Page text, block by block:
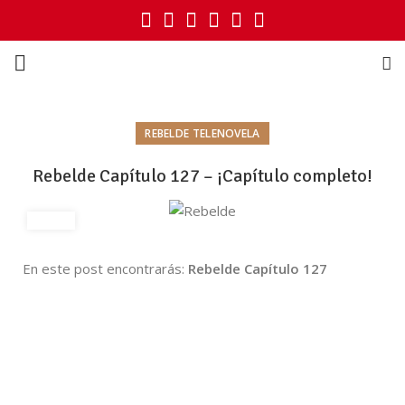
REBELDE TELENOVELA
Rebelde Capítulo 127 – ¡Capítulo completo!
En este post encontrarás: Rebelde Capítulo 127